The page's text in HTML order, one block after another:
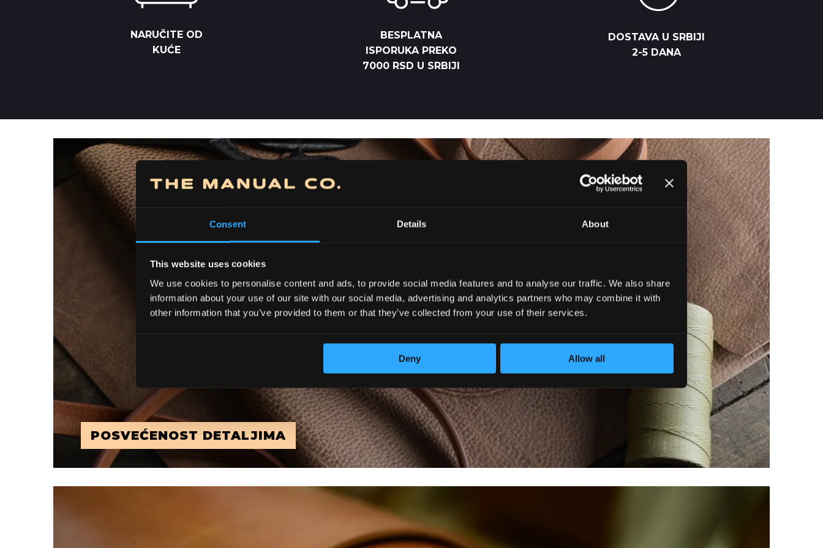
Consent Details About
This website uses cookies
We use cookies to personalise content and ads, to provide social media features and to analyse our traffic. We also share
information about your use of our site with our social media, advertising and analytics partners who may combine it with
other information that you’ve provided to them or that they’ve collected from your use of their services.
Deny Allow all
NARUČITE OD
KUĆE
BESPLATNA
ISPORUKA PREKO
7000 RSD U SRBIJI
DOSTAVA U SRBIJI
2-5 DANA
POSVEĆENOST DETALJIMA